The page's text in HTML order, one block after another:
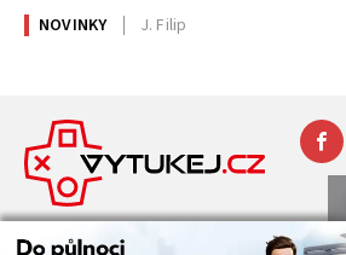
NOVINKY J. Filip